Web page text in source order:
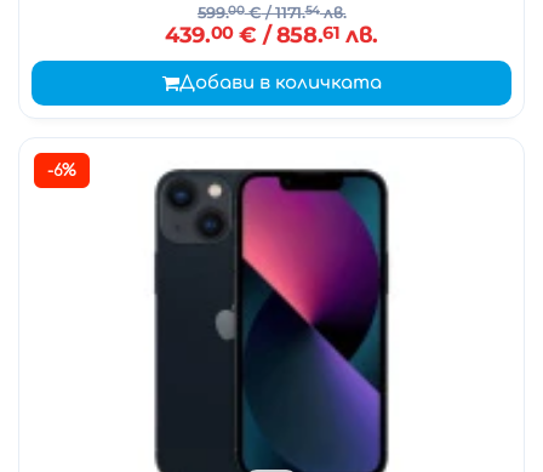
599.00€/ 1171.54лв.
439.00€ / 858.61 лв.
Добави в количката
-6%